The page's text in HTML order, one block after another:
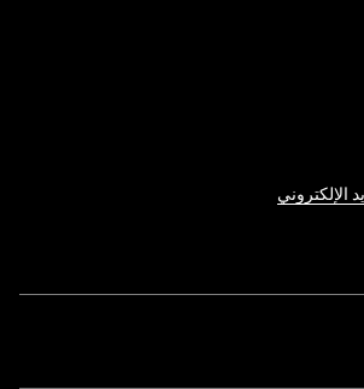
الإلكتروني